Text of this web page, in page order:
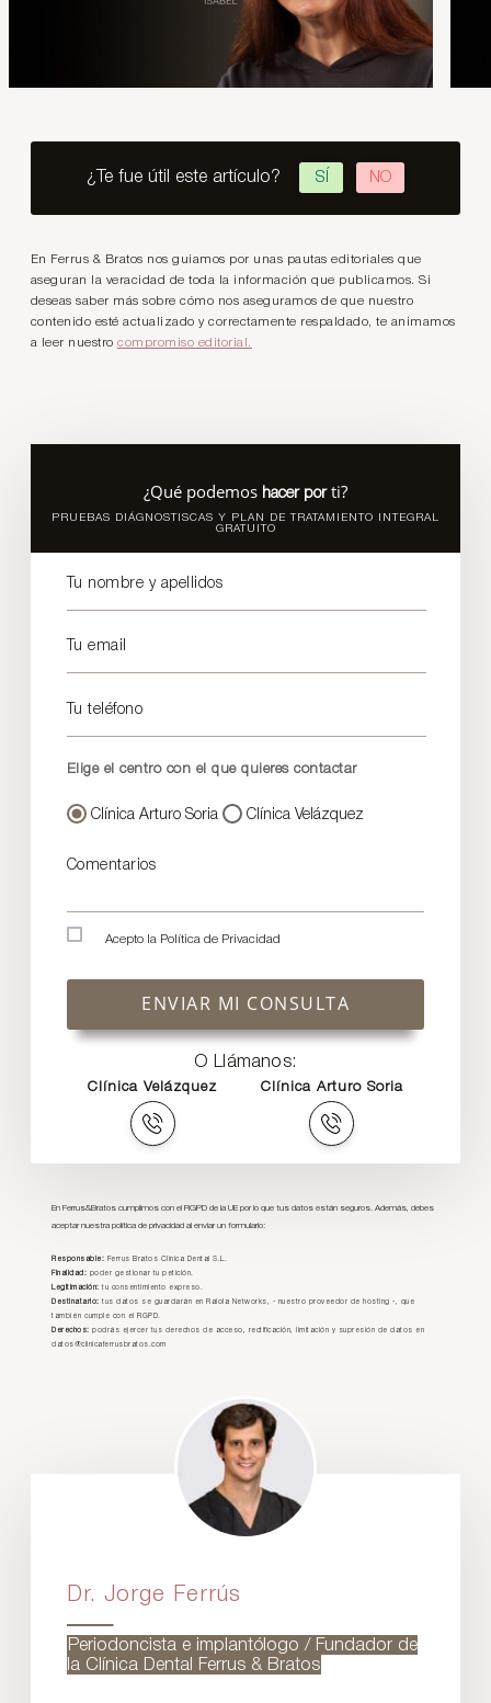
¿Te fue útil este artículo? SÍ NO
En Ferrus & Bratos nos guiamos por unas pautas editoriales que
aseguran la veracidad de toda la información que publicamos. Si
deseas saber más sobre cómo nos aseguramos de que nuestro
contenido esté actualizado y correctamente respaldado, te animamos
a leer nuestrocompromiso editorial.
¿Qué podemos hacer porti?
PRUEBAS DIÁGNOSTISCAS Y PLAN DE TRATAMIENTO INTEGRAL
GRATUITO
Tu nombre y apellidos
Tu email
Tu teléfono
Elige el centro con el que quieres contactar
Clínica Arturo Soria Clínica Velázquez
Comentarios
Acepto la Política de Privacidad
ENVIAR MI CONSULTA
O Llámanos:
Clínica Velázquez Clínica Arturo Soria
En Ferrus&Bratos cumplimos con el RGPD de la UE por lo que tus datos están seguros. Además, debes
aceptar nuestra política de privacidad al enviar un formulario:
Responsable: Ferrus Bratos Clínica Dental S.L.
Finalidad: poder gestionar tu petición.
Legitimación: tu consentimiento expreso.
Destinatario: tus datos se guardarán en Raiola Networks, - nuestro proveedor de hosting -, que
también cumple con el RGPD.
Derechos: podrás ejercer tus derechos de acceso, rectificación, limitación y supresión de datos en
datos@clinicaferrusbratos.com
Dr. Jorge Ferrús
Periodoncista e implantólogo / Fundador de
la Clínica Dental Ferrus & Bratos